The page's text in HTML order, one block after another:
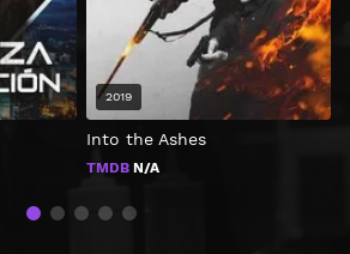
Into the Ashes
TMDB N/A
2019